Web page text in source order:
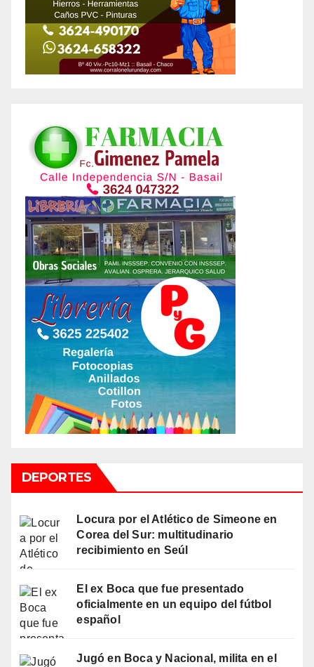
DEPORTES
Locura por el Atlético de Simeone en
Corea del Sur: multitudinario
recibimiento en Seúl
El ex Boca que fue presentado
oficialmente en un equipo del fútbol
español
Jugó en Boca y Nacional, milita en el